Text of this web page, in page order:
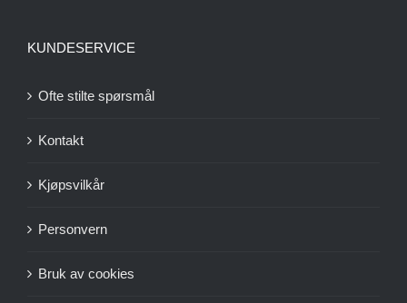
KUNDESERVICE
Ofte stilte spørsmål
Kontakt
Kjøpsvilkår
Personvern
Bruk av cookies